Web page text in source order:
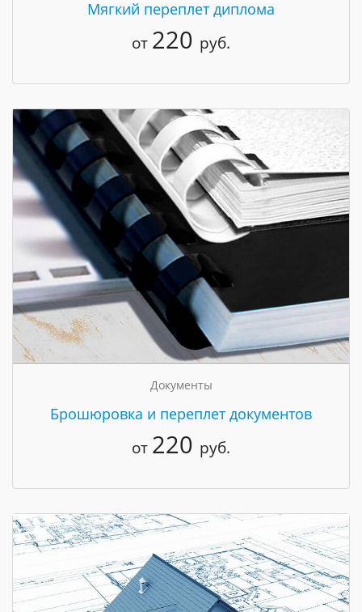
Мягкий переплет диплома
от 220 руб.
Документы
Брошюровка и переплет документов
от 220 руб.